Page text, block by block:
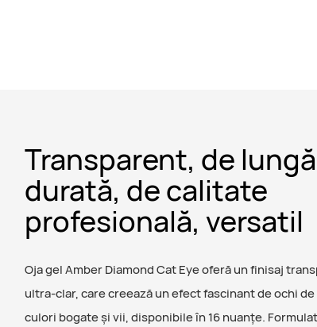
Transparent, de lungă
durată, de calitate
profesională, versatil
Oja gel Amber Diamond Cat Eye oferă un finisaj
ultra-clar, care creează un efect fascinant de ochi de
culori bogate și vii, disponibile în 16 nuanțe.